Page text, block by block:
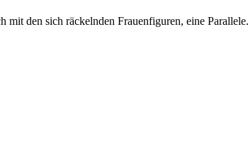
mit den sich räckelnden Frauenfiguren, eine